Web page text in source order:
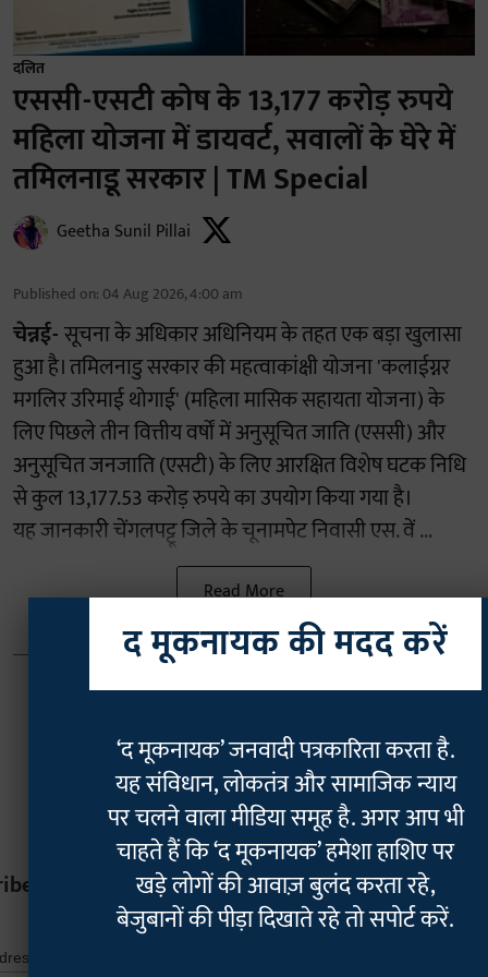
दलित
एससी-एसटी कोष के 13,177 करोड़ रुपये
महिला योजना में डायवर्ट, सवालों के घेरे में
तमिलनाडू सरकार | TM Special
Geetha Sunil Pillai
Published on: 04 Aug 2026, 4:00 am
चेन्नई-सूचना के अधिकार अधिनियम के तहत एक बड़ा खुलासा
हुआ है। तमिलनाडु सरकार की महत्वाकांक्षी योजना 'कलाईग्नर
मगलिर उरिमाई थोगाई' (महिला मासिक सहायता योजना) के
लिए पिछले तीन वित्तीय वर्षों में अनुसूचित जाति (एससी) और
अनुसूचित जनजाति (एसटी) के लिए आरक्षित विशेष घटक निधि
से कुल 13,177.53 करोड़ रुपये का उपयोग किया गया है।
यह जानकारी चेंगलपट्टू जिले के चूनामपेट निवासी एस. वें ...
Read More
द मूकनायक की मदद करें
‘द मूकनायक’ जनवादी पत्रकारिता करता है.
यह संविधान, लोकतंत्र और सामाजिक न्याय
पर चलने वाला मीडिया समूह है. अगर आप भी
चाहते हैं कि ‘द मूकनायक’ हमेशा हाशिए पर
खड़े लोगों की आवाज़ बुलंद करता रहे,
बेजुबानों की पीड़ा दिखाते रहे तो सपोर्ट करें.